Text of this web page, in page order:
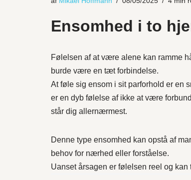
Ensomhed i to
Følelsen af at være alene kan ramme
burde være en tæt forbindelse.
At føle sig ensom i sit parforhold er en
er en dyb følelse af ikke at være
står dig allernærmest.
Denne type ensomhed kan opstå af
behov for nærhed eller forståelse.
Uanset årsagen er følelsen reel og